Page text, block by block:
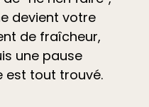
devient votre
de fraîcheur,
une pause
est tout trouvé.